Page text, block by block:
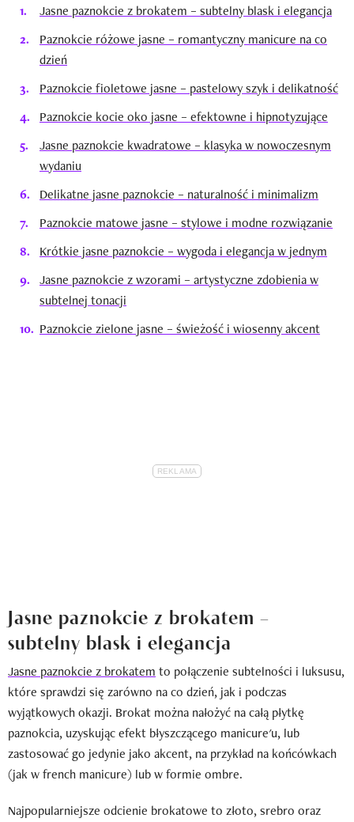
Jasne paznokcie z brokatem – subtelny blask i elegancja
Paznokcie różowe jasne – romantyczny manicure na co
dzień
Paznokcie fioletowe jasne – pastelowy szyk i delikatność
Paznokcie kocie oko jasne – efektowne i hipnotyzujące
Jasne paznokcie kwadratowe – klasyka w nowoczesnym
wydaniu
Delikatne jasne paznokcie – naturalność i minimalizm
Paznokcie matowe jasne – stylowe i modne rozwiązanie
Krótkie jasne paznokcie – wygoda i elegancja w jednym
Jasne paznokcie z wzorami – artystyczne zdobienia w
subtelnej tonacji
Paznokcie zielone jasne – świeżość i wiosenny akcent
Jasne paznokcie z brokatem –
subtelny blask i elegancja
Jasne paznokcie z brokatem to połączenie subtelności i luksusu,
które sprawdzi się zarówno na co dzień, jak i podczas
wyjątkowych okazji. Brokat można nałożyć na całą płytkę
paznokcia, uzyskując efekt błyszczącego manicure'u, lub
zastosować go jedynie jako akcent, na przykład na końcówkach
(jak w french manicure) lub w formie ombre.
Najpopularniejsze odcienie brokatowe to złoto, srebro oraz